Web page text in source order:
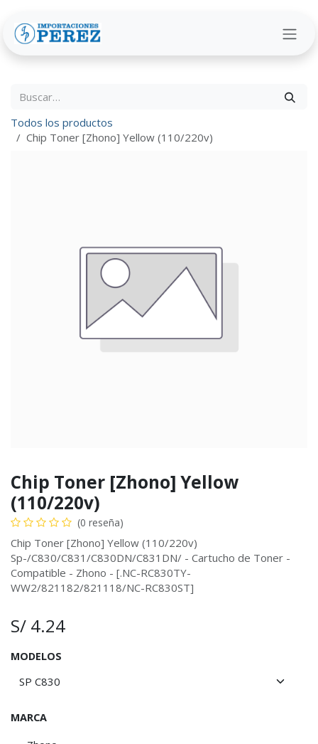
Todos los productos
Chip Toner [Zhono] Yellow (110/220v)
Chip Toner [Zhono] Yellow
(110/220v)
(0 reseña)
Chip Toner [Zhono] Yellow (110/220v)
Sp-/C830/C831/C830DN/C831DN/ - Cartucho de Toner -
Compatible - Zhono - [.NC-RC830TY-
WW2/821182/821118/NC-RC830ST]
S/ 4.24
MODELOS
MARCA